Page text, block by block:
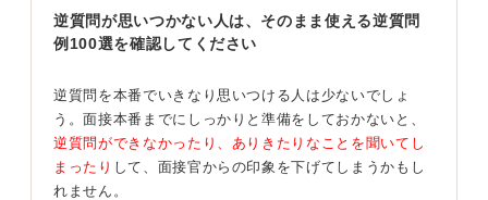
入社後に企業で活躍するためにも、また社会人としての
基盤を築くためにも、ビジネスへの理解を深めておくこ
体的に働くことができるのです。
事前調査がカギ！ 一歩踏み込んだ質問で意欲を示そ
う
逆質問が思いつかない人は、そのまま使える逆質問
例100選を確認してください
逆質問を本番でいきなり思いつける人は少ないでしょ
う。面接本番までにしっかりと準備をしておかないと、
逆質問ができなかったり、ありきたりなことを聞いてし
まったり して、面接官からの印象を下げてしまうかもし
れません。